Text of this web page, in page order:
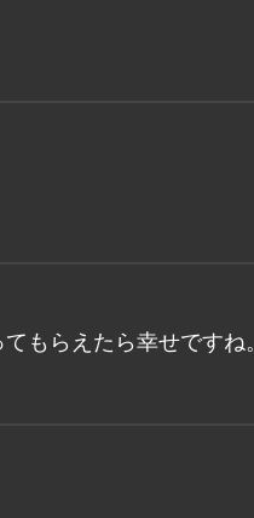
もらえたら幸せですね。